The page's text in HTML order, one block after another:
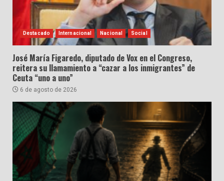
Destacado Internacional Nacional Social
José María Figaredo, diputado de Vox en el Congreso,
reitera su llamamiento a “cazar a los inmigrantes” de
Ceuta “uno a uno”
6 de agosto de 2026